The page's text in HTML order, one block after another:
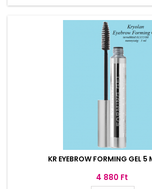
KR EYEBROW FORMING GEL 5
Ár
4 880 Ft